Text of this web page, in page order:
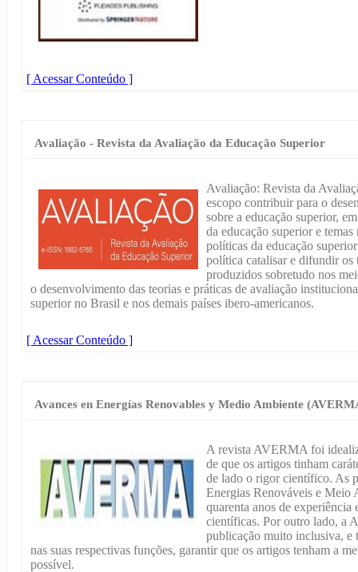
[ Acessar Conteúdo ]
Avaliação - Revista da Avaliação da Educação Superior
Avaliação: Revista da
escopo contribuir para o
sobre a educação superior,
da educação superior e
políticas da educação
política catalisar e difundir os
produzidos sobretudo nos
o desenvolvimento das teorias e práticas de avaliação
superior no Brasil e nos demais países ibero-americanos.
[ Acessar Conteúdo ]
Avances en Energías Renovables y Medio Ambiente
A revista AVERMA foi
de que os artigos tinham
de lado o rigor científico. As
Energias Renováveis e Meio
quarenta anos de
científicas. Por outro lado, a
publicação muito inclusiva, e
nas suas respectivas funções, garantir que os artigos tenham a
possível.